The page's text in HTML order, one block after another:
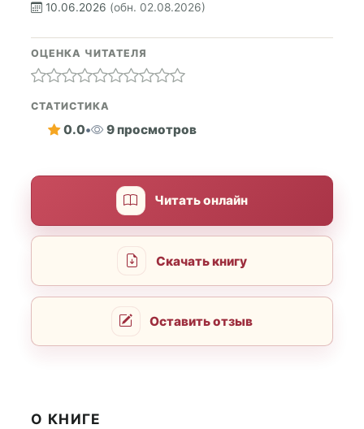
10.06.2026 (обн. 02.08.2026)
ОЦЕНКА ЧИТАТЕЛЯ
СТАТИСТИКА
0.0• 9 просмотров
Читать онлайн
Скачать книгу
Оставить отзыв
О КНИГЕ